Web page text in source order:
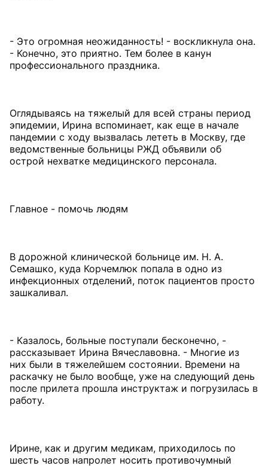
- Это огромная неожиданность! - воскликнула она.
- Конечно, это приятно. Тем более в канун
профессионального праздника.
Оглядываясь на тяжелый для всей страны период
эпидемии, Ирина вспоминает, как еще в начале
пандемии с ходу вызвалась лететь в Москву, где
ведомственные больницы РЖД объявили об
острой нехватке медицинского персонала.
Главное - помочь людям
В дорожной клинической больнице им. Н. А.
Семашко, куда Корчемлюк попала в одно из
инфекционных отделений, поток пациентов просто
зашкаливал.
- Казалось, больные поступали бесконечно, -
рассказывает Ирина Вячеславовна. - Многие из
них были в тяжелейшем состоянии. Времени на
раскачку не было вообще, уже на следующий день
после прилета прошла инструктаж и погрузилась в
работу.
Ирине, как и другим медикам, приходилось по
шесть часов напролет носить противочумный